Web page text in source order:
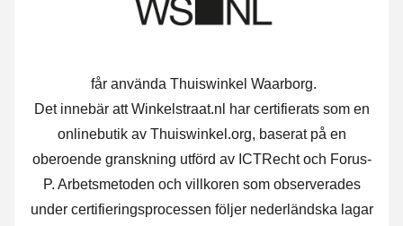
får använda Thuiswinkel Waarborg.
Det innebär att Winkelstraat.nl har certifierats som en
onlinebutik av Thuiswinkel.org, baserat på en
oberoende granskning utförd av ICTRecht och Forus-
P. Arbetsmetoden och villkoren som observerades
under certifieringsprocessen följer nederländska lagar